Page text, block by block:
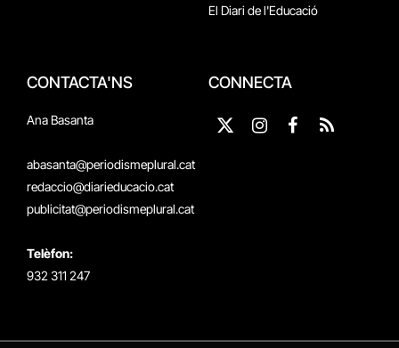
El Diari de l'Educació
CONTACTA'NS
Ana Basanta
abasanta@periodismeplural.cat
redaccio@diarieducacio.cat
publicitat@periodismeplural.cat
Telèfon:
932 311 247
CONNECTA
X
Instagram
Facebook
RSS